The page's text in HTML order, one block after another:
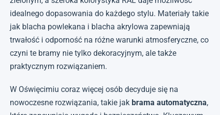
idealnego dopasowania do każdego stylu. Materiały takie
jak blacha powlekana i blacha akrylowa zapewniają
trwałość i odporność na różne warunki atmosferyczne, co
czyni te bramy nie tylko dekoracyjnym, ale także
praktycznym rozwiązaniem.
W Oświęcimiu coraz więcej osób decyduje się na
nowoczesne rozwiązania, takie jak brama automatyczna,